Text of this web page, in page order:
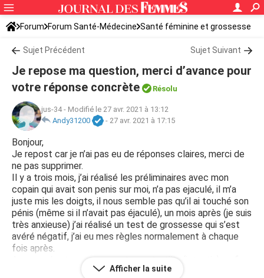
Forum Forum Santé-Médecine Santé féminine et grossesse
Tomber enceinte
Sujet Précédent Sujet Suivant
Je repose ma question, merci d’avance pour
votre réponse concrète
Résolu
jus-34- Modifié le 27 avr. 2021 à 13:12
Andy31200
- 27 avr. 2021 à 17:15
Bonjour,
Je repost car je n’ai pas eu de réponses claires, merci de
ne pas supprimer.
Il y a trois mois, j’ai réalisé les préliminaires avec mon
copain qui avait son penis sur moi, n’a pas ejaculé, il m’a
juste mis les doigts, il nous semble pas qu’il ai touché son
pénis (même si il n’avait pas éjaculé), un mois après (je suis
très anxieuse) j’ai réalisé un test de grossesse qui s’est
avéré négatif, j’ai eu mes règles normalement à chaque
fois après.
A cause du stress, mon ventre se tortille (intestin), enfin
j’en ai conclus que c’était mon intestin.
Afficher la suite